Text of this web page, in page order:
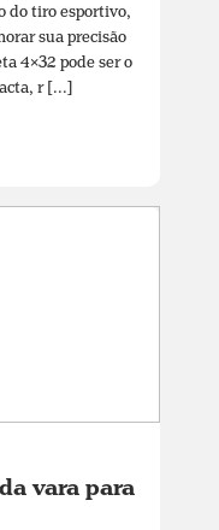
do tiro esportivo,
sua precisão
4×32 pode ser o
r [...]
vara para